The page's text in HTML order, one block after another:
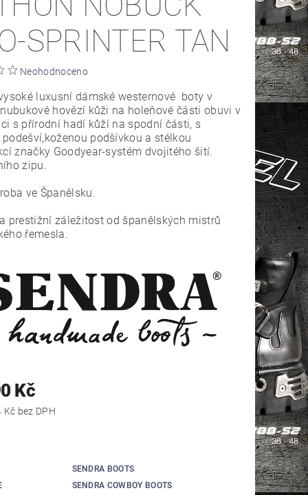
SPRINTER TAN
Neohodnoceno
luxusní dámské westernové boty v
hovězí kůži na holeňové části obuvi v
s přírodní hadí kůží na spodní části, s
podešví,koženou podšívkou a stélkou
značky Goodyear-systém dvojitého šití.
zipu.
ve Španělsku.
prestižní záležitost od španělských mistrů
řemesla.
Kč
10 735,54 Kč bez DPH
SENDRA BOOTS
SENDRA COWBOY BOOTS